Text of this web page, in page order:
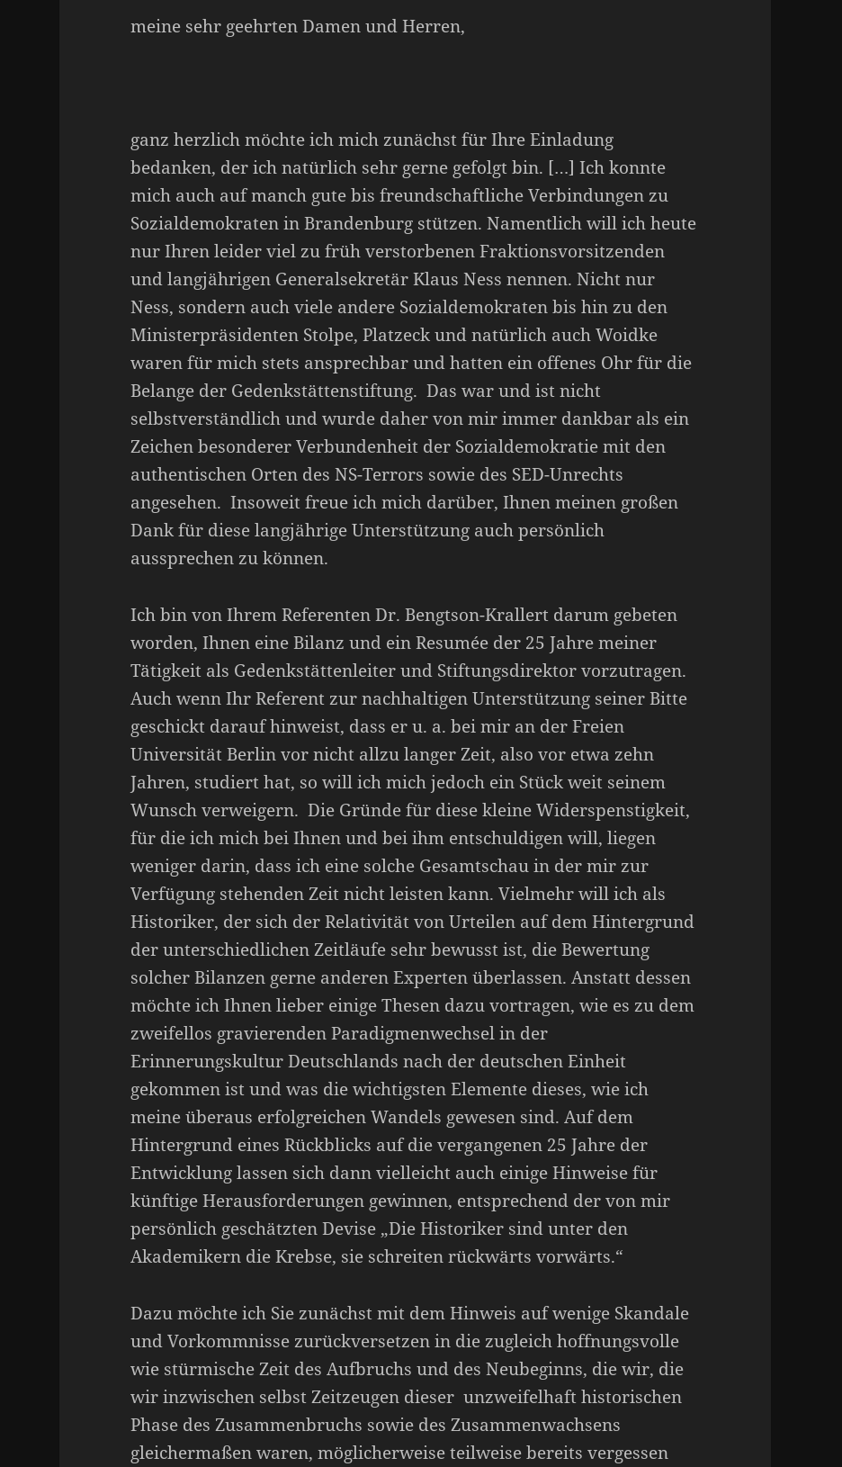
meine sehr geehrten Damen und Herren,
ganz herzlich möchte ich mich zunächst für Ihre Einladung
bedanken, der ich natürlich sehr gerne gefolgt bin. […] Ich konnte
mich auch auf manch gute bis freundschaftliche Verbindungen zu
Sozialdemokraten in Brandenburg stützen. Namentlich will ich heute
nur Ihren leider viel zu früh verstorbenen Fraktionsvorsitzenden
und langjährigen Generalsekretär Klaus Ness nennen. Nicht nur
Ness, sondern auch viele andere Sozialdemokraten bis hin zu den
Ministerpräsidenten Stolpe, Platzeck und natürlich auch Woidke
waren für mich stets ansprechbar und hatten ein offenes Ohr für die
Belange der Gedenkstättenstiftung. Das war und ist nicht
selbstverständlich und wurde daher von mir immer dankbar als ein
Zeichen besonderer Verbundenheit der Sozialdemokratie mit den
authentischen Orten des NS-Terrors sowie des SED-Unrechts
angesehen. Insoweit freue ich mich darüber, Ihnen meinen großen
Dank für diese langjährige Unterstützung auch persönlich
aussprechen zu können.
Ich bin von Ihrem Referenten Dr. Bengtson-Krallert darum gebeten
worden, Ihnen eine Bilanz und ein Resumée der 25 Jahre meiner
Tätigkeit als Gedenkstättenleiter und Stiftungsdirektor vorzutragen.
Auch wenn Ihr Referent zur nachhaltigen Unterstützung seiner Bitte
geschickt darauf hinweist, dass er u. a. bei mir an der Freien
Universität Berlin vor nicht allzu langer Zeit, also vor etwa zehn
Jahren, studiert hat, so will ich mich jedoch ein Stück weit seinem
Wunsch verweigern. Die Gründe für diese kleine Widerspenstigkeit,
für die ich mich bei Ihnen und bei ihm entschuldigen will, liegen
weniger darin, dass ich eine solche Gesamtschau in der mir zur
Verfügung stehenden Zeit nicht leisten kann. Vielmehr will ich als
Historiker, der sich der Relativität von Urteilen auf dem Hintergrund
der unterschiedlichen Zeitläufe sehr bewusst ist, die Bewertung
solcher Bilanzen gerne anderen Experten überlassen. Anstatt dessen
möchte ich Ihnen lieber einige Thesen dazu vortragen, wie es zu dem
zweifellos gravierenden Paradigmenwechsel in der
Erinnerungskultur Deutschlands nach der deutschen Einheit
gekommen ist und was die wichtigsten Elemente dieses, wie ich
meine überaus erfolgreichen Wandels gewesen sind. Auf dem
Hintergrund eines Rückblicks auf die vergangenen 25 Jahre der
Entwicklung lassen sich dann vielleicht auch einige Hinweise für
künftige Herausforderungen gewinnen, entsprechend der von mir
persönlich geschätzten Devise „Die Historiker sind unter den
Akademikern die Krebse, sie schreiten rückwärts vorwärts.“
Dazu möchte ich Sie zunächst mit dem Hinweis auf wenige Skandale
und Vorkommnisse zurückversetzen in die zugleich hoffnungsvolle
wie stürmische Zeit des Aufbruchs und des Neubeginns, die wir, die
wir inzwischen selbst Zeitzeugen dieser unzweifelhaft historischen
Phase des Zusammenbruchs sowie des Zusammenwachsens
gleichermaßen waren, möglicherweise teilweise bereits vergessen